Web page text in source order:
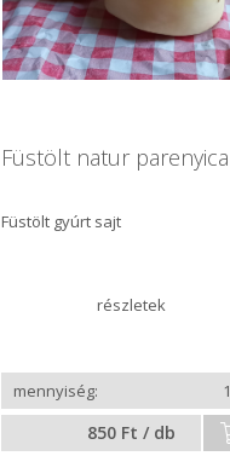
Füstölt natur parenyica
Füstölt gyúrt sajt
850 Ft / db